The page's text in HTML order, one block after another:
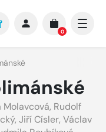
0
Molavcová, Rudolf
, Jiří Císler, Václav